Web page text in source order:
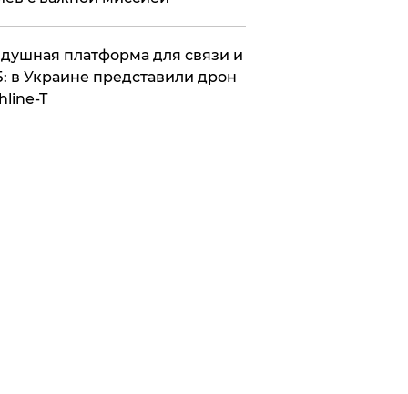
платформа для связи и
в Украине представили дрон
T